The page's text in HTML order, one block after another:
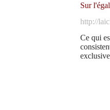
Sur
http://
Ce qui